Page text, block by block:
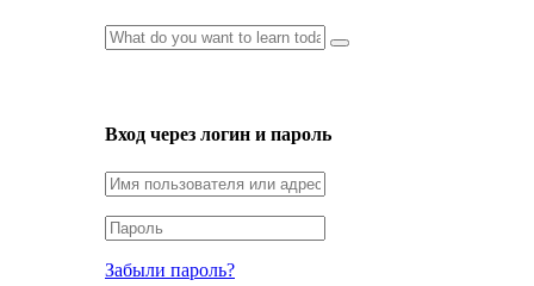
Вход через логин и пароль
Забыли пароль?